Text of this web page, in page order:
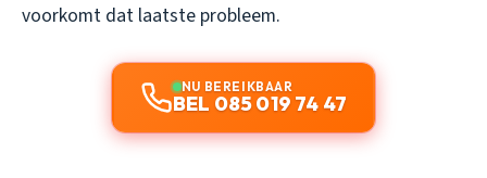
voorkomt dat laatste probleem.
NU BEREIKBAAR
BEL 085 019 74 47